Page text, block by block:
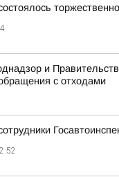
и
с отходами